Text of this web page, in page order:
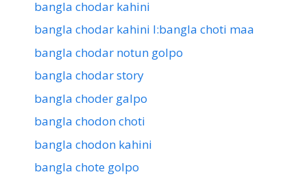
bangla chodar kahini
bangla chodar kahini l:bangla choti maa
bangla chodar notun golpo
bangla chodar story
bangla choder galpo
bangla chodon choti
bangla chodon kahini
bangla chote golpo